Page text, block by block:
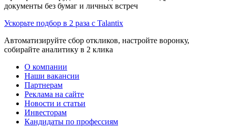
документы без бумаг и личных встреч
Ускорьте подбор в 2 раза с Talantix
Автоматизируйте сбор откликов, настройте воронку,
собирайте аналитику в 2 клика
О компании
Наши вакансии
Партнерам
Реклама на сайте
Новости и статьи
Инвесторам
Кандидаты по профессиям